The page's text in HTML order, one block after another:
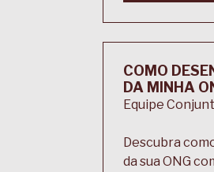
COMO
DA MINHA
Equipe
Descubra
da sua ONG